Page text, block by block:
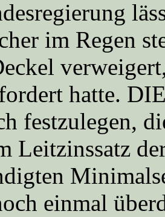
im Regen
hatte.
festzulegen,
Leitzinssatz
einmal